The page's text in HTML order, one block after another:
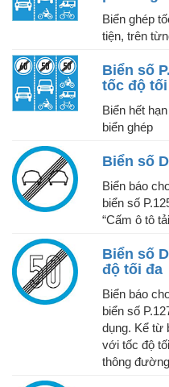
Biển ghép
tiện, trên
Biển số
tốc độ
Biển hết
biển ghép
Biển số
Biển báo
biển số
“Cấm ô tô
Biển số
độ tối đa
Biển báo
biển số
dụng. Kể từ
với tốc độ
thông